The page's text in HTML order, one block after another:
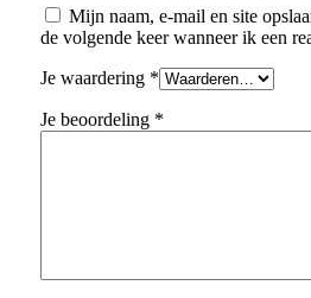
Mijn naam, e-mail en site
de volgende keer wanneer ik een
Je waardering *
Je beoordeling *